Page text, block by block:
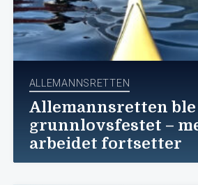
ALLEMANNSRETTEN
Allemannsretten
grunnlovsfestet –
arbeidet fortsetter